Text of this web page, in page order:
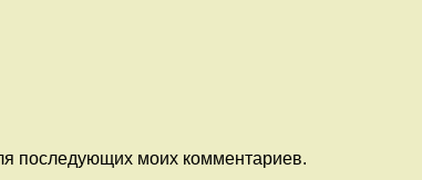
последующих моих комментариев.